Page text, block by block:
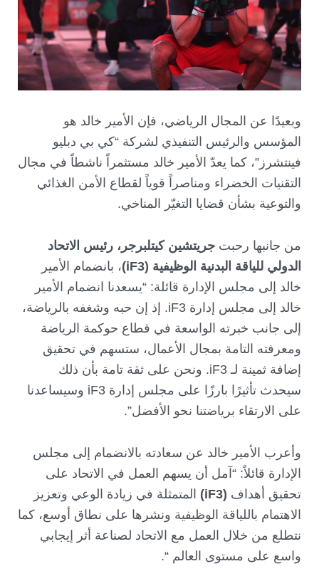
وبعيدًا عن المجال الرياضي، فإن الأمير خالد هو
المؤسس والرئيس التنفيذي لشركة “كي بي دبليو
فينتشرز”، كما يعدّ الأمير خالد مستثمراً ناشطاً في مجال
التقنيات الخضراء ومناصراً قوياً لقطاع الأمن الغذائي
والتوعية بشأن قضايا التغيّر المناخي.
من جانبها رحبت جريتشين كيتلبرجر، رئيس الاتحاد
الدولي للياقة البدنية الوظيفية (iF3
)، بانضمام الأمير
خالد إلى مجلس الإدارة قائلة: “يسعدنا انضمام الأمير
خالد إلى مجلس إدارة iF3. إذ إن حبه وشغفه بالرياضة،
إلى جانب خبرته الواسعة في قطاع حوكمة الرياضة
ومعرفته التامة بمجال الأعمال، ستسهم في تحقيق
إضافة ثمينة لـ iF3. ونحن على ثقة تامة بأن ذلك
سيحدث تأثيرًا بارزًا على مجلس إدارة iF3 وسيساعدنا
على الارتقاء برياضتنا نحو الأفضل”.
وأعرب الأمير خالد عن سعادته بالانضمام إلى مجلس
الإدارة قائلاً: “آمل أن يسهم العمل في الاتحاد على
تحقيق أهداف (
iF3
)المتمثلة في زيادة الوعي وتعزيز
الاهتمام باللياقة الوظيفية ونشرها على نطاق أوسع، كما
نتطلع من خلال العمل مع الاتحاد لصناعة أثر إيجابي
واسع على مستوى العالم “.